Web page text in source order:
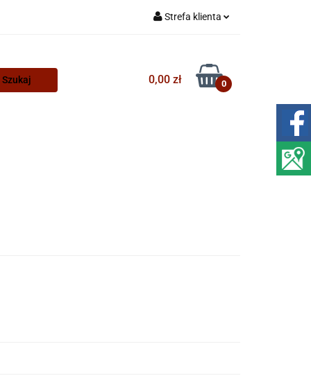
Strefa klienta
Zarejestruj się
Dodaj zgłoszenie
0,00 zł 0